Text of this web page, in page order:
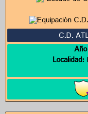
C.D.
Localidad: